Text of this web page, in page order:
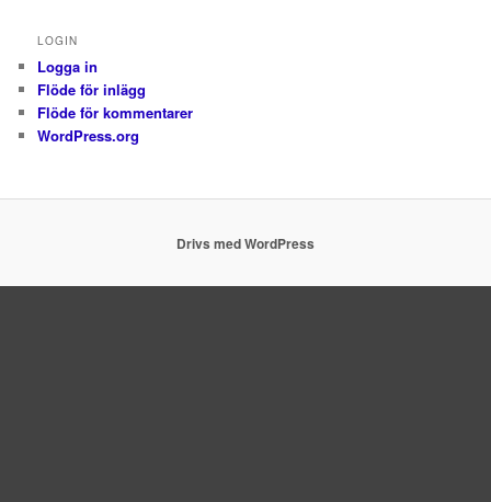
LOGIN
Logga in
Flöde för inlägg
Flöde för kommentarer
WordPress.org
Drivs med WordPress